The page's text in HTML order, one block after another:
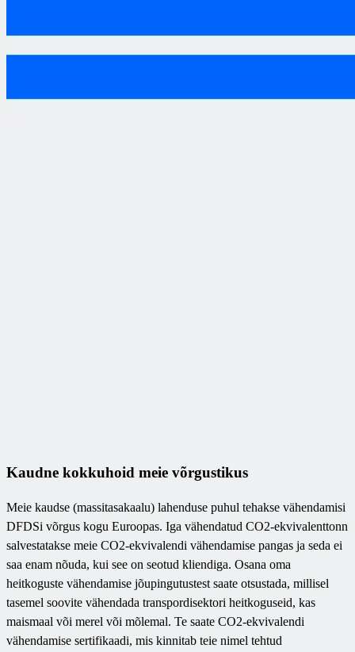
Kaudne kokkuhoid meie võrgustikus
Meie kaudse (massitasakaalu) lahenduse puhul tehakse vähendamisi
DFDSi võrgus kogu Euroopas. Iga vähendatud CO2-ekvivalenttonn
salvestatakse meie CO2-ekvivalendi vähendamise pangas ja seda ei
saa enam nõuda, kui see on seotud kliendiga. Osana oma
heitkoguste vähendamise jõupingutustest saate otsustada, millisel
tasemel soovite vähendada transpordisektori heitkoguseid, kas
maismaal või merel või mõlemal. Te saate CO2-ekvivalendi
vähendamise sertifikaadi, mis kinnitab teie nimel tehtud